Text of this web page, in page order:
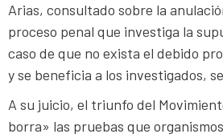
Arias, consultado sobre la
proceso penal que investiga la
caso de que no exista el debido
y se beneficia a los investigados,
A su juicio, el triunfo del
borra» las pruebas que